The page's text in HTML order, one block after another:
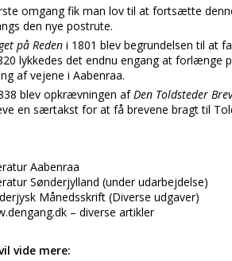
omgang fik man lov til at fortsætte
den nye postrute.
på Reden i 1801 blev begrundelsen til at
lykkedes det endnu engang at forlænge
af vejene i Aabenraa.
blev opkrævningen afDen Toldsteder
en særtakst for at få brevene bragt til
Aabenraa
Sønderjylland (under udarbejdelse)
Månedsskrift (Diverse udgaver)
– diverse artikler
vide mere: